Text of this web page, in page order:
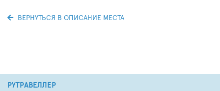
ВЕРНУТЬСЯ В ОПИСАНИЕ МЕСТА
РУТРАВЕЛЛЕР